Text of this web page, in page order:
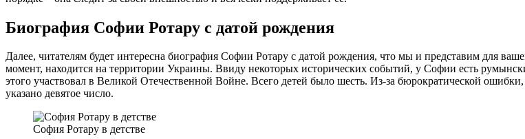
Биография Софии Ротару с датой рождения
Далее, читателям будет интересна биография Софии Ротару с датой рождения, что мы и представим для
момент, находится на территории Украины. Ввиду некоторых исторических событий, у Софии есть
этого участвовал в Великой Отечественной Войне. Всего детей было шесть. Из-за бюрократической
указано девятое число.
София Ротару в детстве